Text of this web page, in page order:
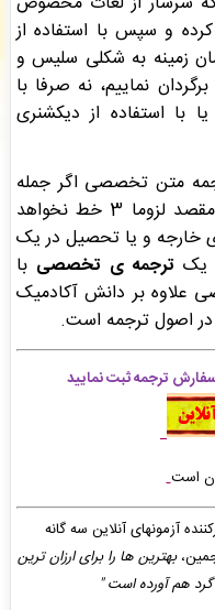
اپراتور بررسی خواهد شد. -
( جمعه
تایپ، صفحه آرایی شما در حال
تایپ، صفحه آرایی شما در حال
و سپس با استفاده از
زمینه به شکلی سلیس و
نماییم، نه صرفا با
با استفاده از دیکشنری
متن تخصصی اگر جمله
مبدا 3 خط باشد، ترجمه به زبان مقصد لزوما 3 خط نخواهد
خارجه و یا تحصیل در یک
یک ترجمه ی تخصصی با
علاوه بر دانش آکادمیک
اصول ترجمه است.
ترجمه ثبت نمایید
است
آزمونهای آنلاین سه گانه
بهترین ها را برای ارزان ترین
هم آورده است"